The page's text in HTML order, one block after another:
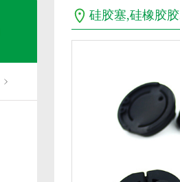
硅胶塞,硅橡胶